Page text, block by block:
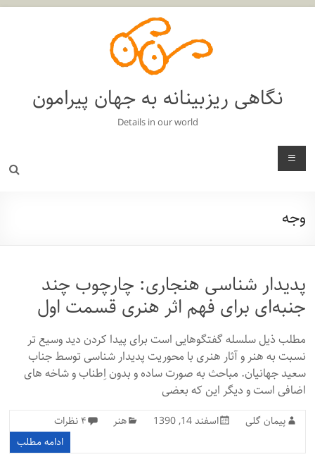
نگاهی ریزبینانه به جهان پیرامون
Details in our world
منو
وجه
پدیدار شناسی هنجاری: چارچوب چند
جنبه‌ای برای فهم اثر هنری قسمت اول
مطلب ذیل سلسله گفتگوهایی است برای پیدا کردن دید وسیع تر
نسبت به هنر و آثار هنری با محوریت پدیدار شناسی توسط جناب
سعید جهانیان. مباحث به صورت ساده و بدون اِطناب و شاخه های
اضافی است و دیگر این که بعضی
پیمان گلی اسفند 14, 1390 هنر
۴ نظرات
ادامه مطلب